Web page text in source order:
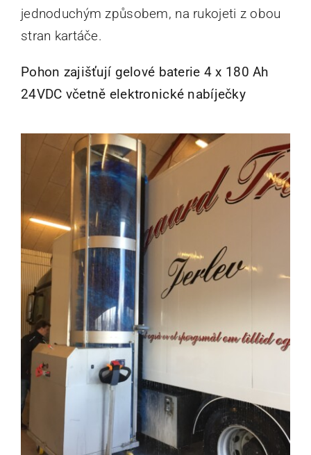
jednoduchým způsobem, na rukojeti z obou
stran kartáče.
Pohon zajišťují gelové baterie 4 x 180 Ah
24VDC včetně elektronické nabíječky